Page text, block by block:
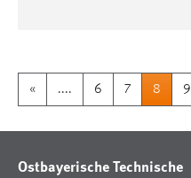
« .... 6 7 8 9
Ostbayerische Technische